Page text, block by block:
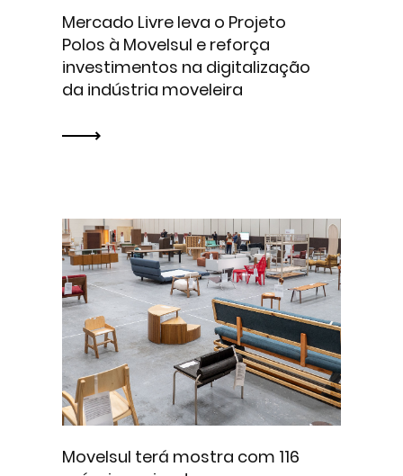
Mercado Livre leva o Projeto
Polos à Movelsul e reforça
investimentos na digitalização
da indústria moveleira
Movelsul terá mostra com 116